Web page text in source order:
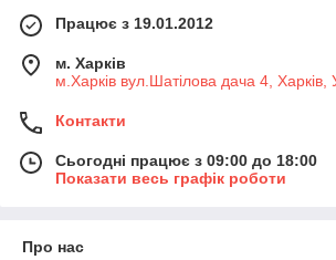
Працює з 19.01.2012
м. Харків
м.Харків вул.Шатілова дача 4, Харків,
Контакти
Сьогодні працює з 09:00 до 18:00
Показати весь графік роботи
Про нас